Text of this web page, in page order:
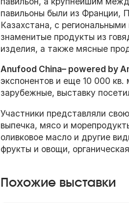
павильоны были из Франции,
Казахстана, с
знаменитые продукты из
изделия, а также мясные
Anufood China– powered by
экспонентов и еще 10 000
зарубежные, выставку
Участники представляли
выпечка, мясо и
оливковое масло и другие
фрукты и овощи,
Похожие выставки